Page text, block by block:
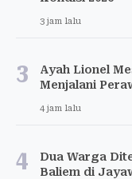
3 jam lalu
3
Ayah Lionel
Menjalani
4 jam lalu
4
Dua Warga
Baliem di